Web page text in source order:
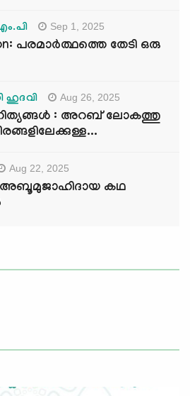
Sep 1, 2025
പരമാർത്ഥത്തെ തേടി ഒരു
ഹുദവി Aug 26, 2025
: അറബ് ലോകത്തു
Aug 22, 2025
കഥ